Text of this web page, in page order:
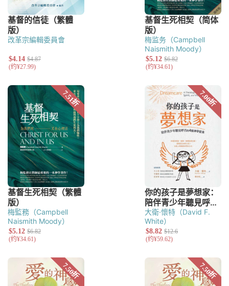
改革宗編輯委員會
梅监务（Campbell
Naismith Moody）
梅監務（Campbell
Naismith Moody）
大衛·懷特（David F.
White）